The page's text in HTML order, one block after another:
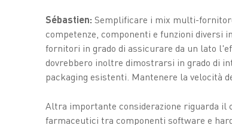
Sébastien: Semplificare i mix multi-
competenze, componenti e funzioni diversi
fornitori in grado di assicurare da un lato
dovrebbero inoltre dimostrarsi in grado di
packaging esistenti. Mantenere la velocità
Altra importante considerazione riguarda il
farmaceutici tra componenti software e